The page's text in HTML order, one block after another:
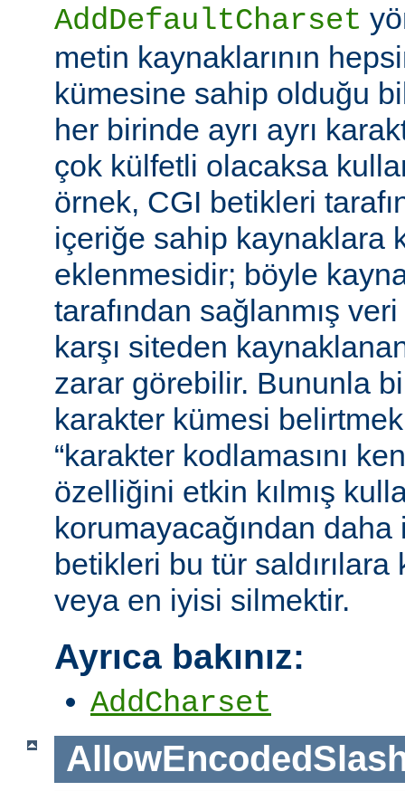
AddDefaultCharset
metin kaynaklarının
kümesine sahip olduğu
her birinde ayrı ayrı
çok külfetli olacaksa
örnek, CGI betikleri
içeriğe sahip kaynaklara
eklenmesidir; böyle
tarafından sağlanmış
karşı siteden
zarar görebilir. Bununla
karakter kümesi
“karakter kodlamasını
özelliğini etkin kılmış
korumayacağından
betikleri bu tür saldırılara
veya en iyisi silmektir.
Ayrıca bakınız:
AddCharset